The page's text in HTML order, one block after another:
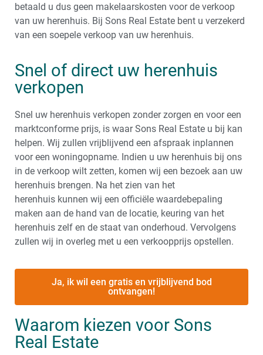
betaald u dus geen makelaarskosten voor de verkoop
van uw herenhuis. Bij Sons Real Estate bent u verzekerd
van een soepele verkoop van uw herenhuis.
Snel of direct uw herenhuis
verkopen
Snel uw herenhuis verkopen zonder zorgen en voor een
marktconforme prijs, is waar Sons Real Estate u bij kan
helpen. Wij zullen vrijblijvend een afspraak inplannen
voor een woningopname. Indien u uw herenhuis bij ons
in de verkoop wilt zetten, komen wij een bezoek aan uw
herenhuis brengen. Na het zien van het
herenhuis kunnen wij een officiële waardebepaling
maken aan de hand van de locatie, keuring van het
herenhuis zelf en de staat van onderhoud. Vervolgens
zullen wij in overleg met u een verkoopprijs opstellen.
Ja, ik wil een gratis en vrijblijvend bod
ontvangen!
Waarom kiezen voor Sons
Real Estate